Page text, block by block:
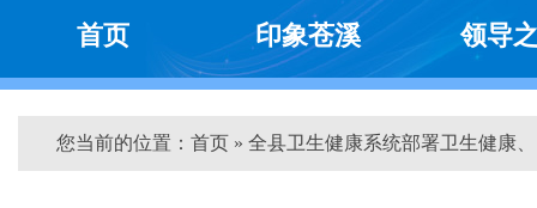
首页 印象苍溪 领导
您当前的位置： 首页 » 全县卫生健康系统部署卫生健康